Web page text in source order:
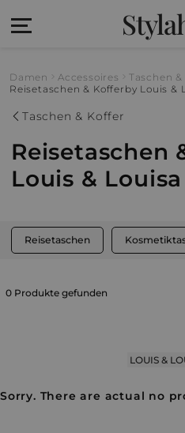
Damen Accessoires
Taschen
Reisetaschen & Koffer by Louis &
Taschen & Koffer
Reisetaschen
Louis & Louisa
Reisetaschen
0 Produkte gefunden
LOUIS &
Sorry. There are actual no